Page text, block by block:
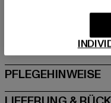
GRÖSSE &
PFLEGEHINWEISE